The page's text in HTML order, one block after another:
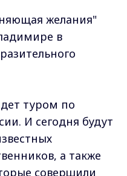
желания"
в
туром по
И сегодня будут
а также
совершили